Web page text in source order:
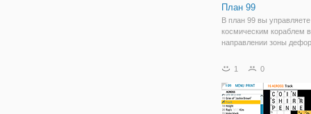
План 99
В план 99 вы управляете
космическим кораблем в
направлении зоны
следующему уровню.
быть неприятно!
корабль будет
определенной
1 0